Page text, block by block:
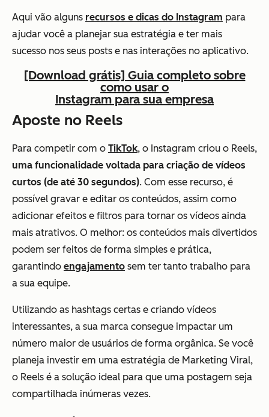
Aqui vão alguns recursos e dicas do Instagram para
ajudar você a planejar sua estratégia e ter mais
sucesso nos seus posts e nas interações no aplicativo.
[Download grátis] Guia completo sobre
como usar o
Instagram para sua empresa
Aposte no Reels
Para competir com o TikTok, o Instagram criou o Reels,
uma funcionalidade voltada para criação de vídeos
curtos (de até 30 segundos). Com esse recurso, é
possível gravar e editar os conteúdos, assim como
adicionar efeitos e filtros para tornar os vídeos ainda
mais atrativos. O melhor: os conteúdos mais divertidos
podem ser feitos de forma simples e prática,
garantindo engajamento sem ter tanto trabalho para
a sua equipe.
Utilizando as hashtags certas e criando vídeos
interessantes, a sua marca consegue impactar um
número maior de usuários de forma orgânica. Se você
planeja investir em uma estratégia de Marketing Viral,
o Reels é a solução ideal para que uma postagem seja
compartilhada inúmeras vezes.